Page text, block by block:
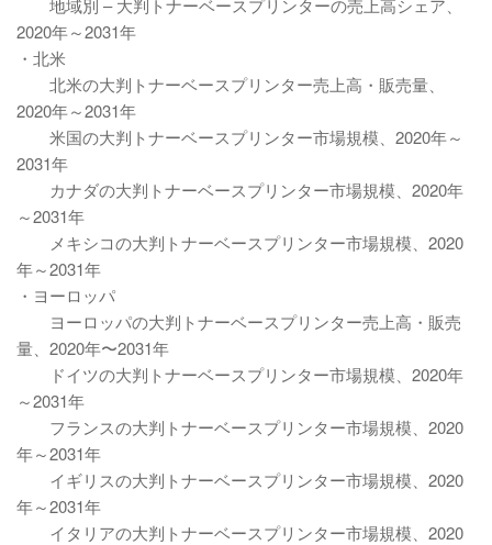
地域別 – 大判トナーベースプリンターの売上高シェア、
2020年～2031年
・北米
北米の大判トナーベースプリンター売上高・販売量、
2020年～2031年
米国の大判トナーベースプリンター市場規模、2020年～
2031年
カナダの大判トナーベースプリンター市場規模、2020年
～2031年
メキシコの大判トナーベースプリンター市場規模、2020
年～2031年
・ヨーロッパ
ヨーロッパの大判トナーベースプリンター売上高・販売
量、2020年〜2031年
ドイツの大判トナーベースプリンター市場規模、2020年
～2031年
フランスの大判トナーベースプリンター市場規模、2020
年～2031年
イギリスの大判トナーベースプリンター市場規模、2020
年～2031年
イタリアの大判トナーベースプリンター市場規模、2020